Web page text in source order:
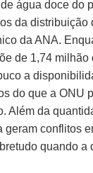
água doce do
da distribuição
da ANA.
de 1,74 milhão
a
do que a ONU
Além da
geram conflitos
quando a